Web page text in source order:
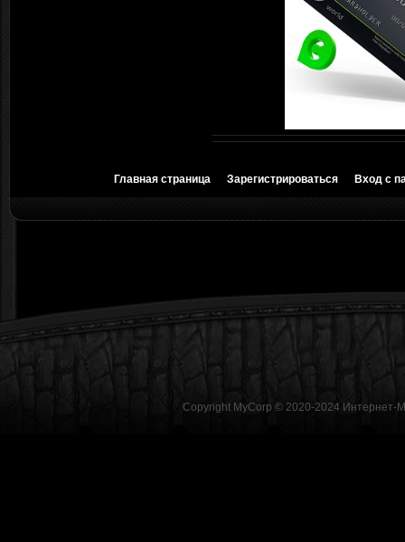
Главная страница Зарегистрироваться Вход с
Copyright MyCorp © 2020-2024 Интернет-